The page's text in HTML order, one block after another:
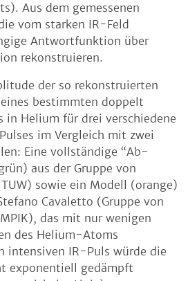
Aus dem gemessenen
vom starken IR-Feld
Antwortfunktion über
rekonstruieren.
der so rekonstruierten
bestimmten doppelt
in Helium für drei verschiedene
im Vergleich mit zwei
Eine vollständige “Ab-
aus der Gruppe von
sowie ein Modell (orange)
Cavaletto (Gruppe von
das mit nur wenigen
des Helium-Atoms
intensiven IR-Puls würde die
exponentiell gedämpft